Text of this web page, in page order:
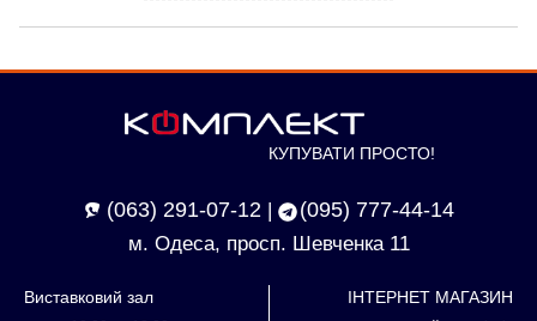
КУПУВАТИ ПРОСТО!
(063) 291-07-12 (095) 777-44-14
м. Одеса, просп. Шевченка 11
Виставковий зал ІНТЕРНЕТ МАГАЗИН